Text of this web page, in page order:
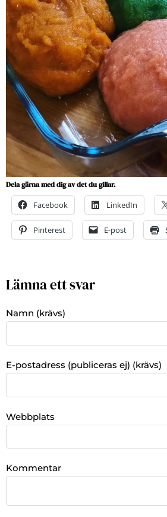
Dela gärna med dig av det du gillar.
Facebook LinkedIn
Pinterest E-post
Lämna ett svar
Namn (krävs)
E-postadress (publiceras ej) (krävs)
Webbplats
Kommentar